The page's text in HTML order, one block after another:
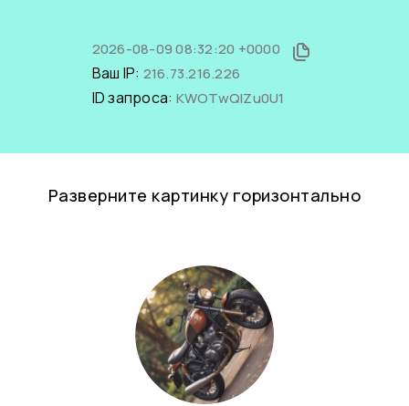
2026-08-09 08:32:20 +0000
Ваш IP: 216.73.216.226
ID запроса: KWOTwQIZu0U1
Разверните картинку горизонтально